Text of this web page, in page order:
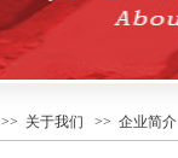
>> 关于我们 >> 企业简介